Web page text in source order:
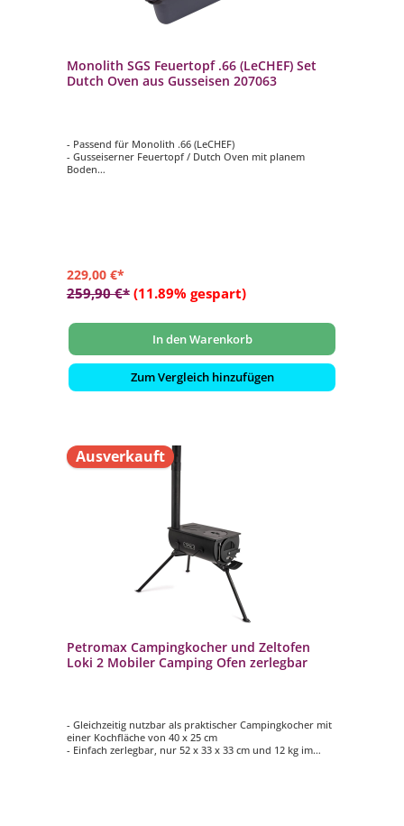
Monolith SGS Feuertopf .66 (LeCHEF) Set
Dutch Oven aus Gusseisen 207063
- Passend für Monolith .66 (LeCHEF)
- Gusseiserner Feuertopf / Dutch Oven mit planem
Boden
229,00 €*
259,90 €* (11.89% gespart)
In den Warenkorb
Zum Vergleich hinzufügen
Ausverkauft
Petromax Campingkocher und Zeltofen
Loki 2 Mobiler Camping Ofen zerlegbar
- Gleichzeitig nutzbar als praktischer Campingkocher mit
einer Kochfläche von 40 x 25 cm
- Einfach zerlegbar, nur 52 x 33 x 33 cm und 12 kg im